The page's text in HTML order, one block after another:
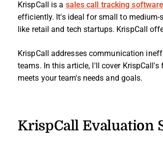
KrispCall is a sales call tracking software
efficiently. It's ideal for small to
like retail and tech startups. KrispCall
KrispCall addresses communication
teams. In this article, I'll cover
meets your team's needs and goals.
KrispCall Evaluation